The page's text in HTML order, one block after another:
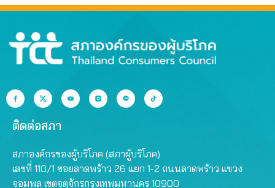
ติดต่อสภา
สภาองค์กรของผู้บริโภค (สภาผู้บริโภค)
เลขที่ 110/1 ซอยลาดพร้าว 26 แยก 1-2 ถนนลาดพร้าว แขวง
จอมพล เขตจตุจักรกรุงเทพมหานคร 10900